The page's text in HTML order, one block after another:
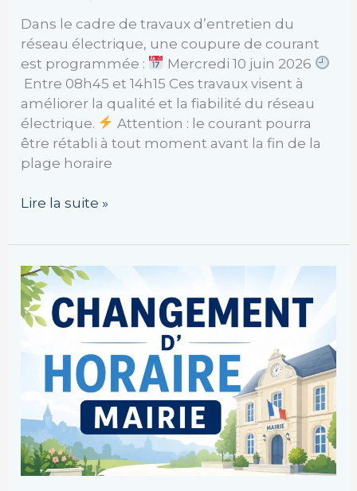
Dans le cadre de travaux d’entretien du
réseau électrique, une coupure de courant
est programmée :
Mercredi 10 juin 2026
Entre 08h45 et 14h15 Ces travaux visent à
améliorer la qualité et la fiabilité du réseau
électrique.
Attention : le courant pourra
être rétabli à tout moment avant la fin de la
plage horaire
Lire la suite »
Nouveaux
horaires
mairie